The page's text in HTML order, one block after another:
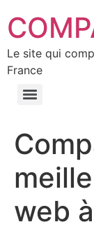
Le site qui
France
web